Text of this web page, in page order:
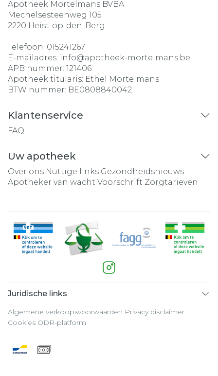
Apotheek Mortelmans BVBA
Mechelsesteenweg 105
2220 Heist-op-den-Berg
Telefoon: 015241267
E-mailadres: info@apotheek-mortelmans.be
APB nummer: 121406
Apotheek titularis: Ethel Mortelmans
BTW nummer: BE0808840042
Klantenservice
FAQ
Uw apotheek
Over ons Nuttige links Gezondheidsnieuws
Apotheker van wacht Voorschrift Zorgtarieven
Juridische links
Algemene verkoopsvoorwaarden Privacy disclaimer
Cookies ODR-platform